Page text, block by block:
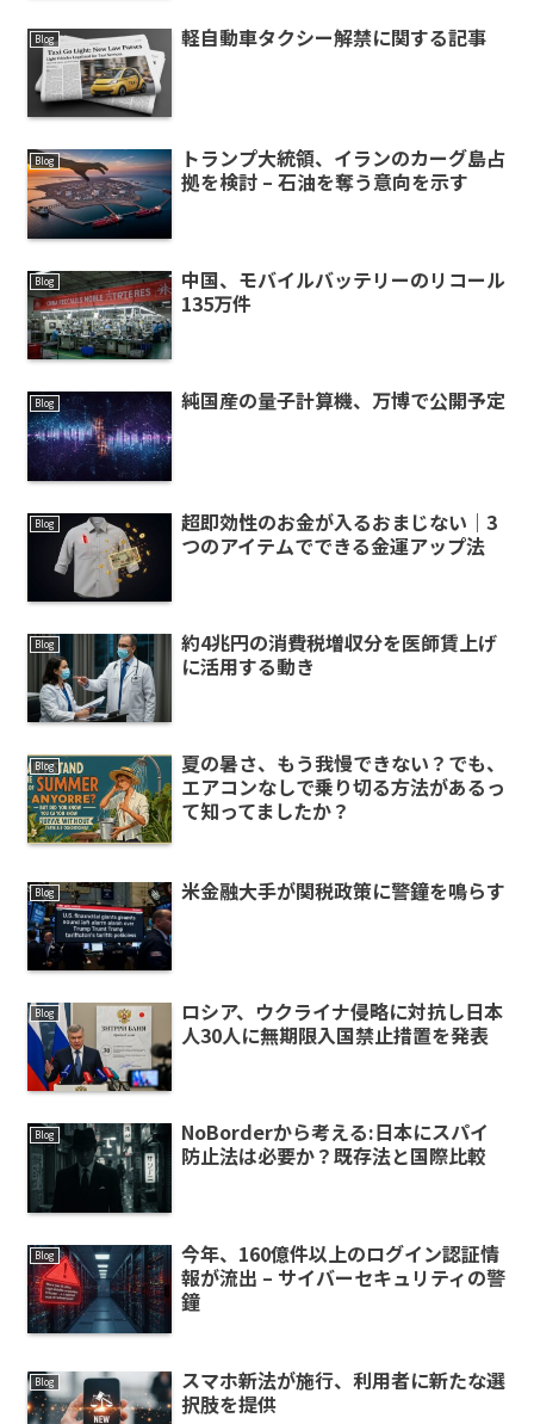
Blog 軽自動車タクシー解禁に関する記事
Blog
トランプ大統領、イランのカーグ島占
拠を検討 – 石油を奪う意向を示す
Blog
中国、モバイルバッテリーのリコール
135万件
Blog 純国産の量子計算機、万博で公開予定
Blog
超即効性のお金が入るおまじない｜3
つのアイテムでできる金運アップ法
Blog
約4兆円の消費税増収分を医師賃上げ
に活用する動き
Blog
夏の暑さ、もう我慢できない？でも、
エアコンなしで乗り切る方法があるっ
て知ってましたか？
Blog 米金融大手が関税政策に警鐘を鳴らす
Blog
ロシア、ウクライナ侵略に対抗し日本
人30人に無期限入国禁止措置を発表
Blog
NoBorderから考える:日本にスパイ
防止法は必要か？既存法と国際比較
Blog
今年、160億件以上のログイン認証情
報が流出 – サイバーセキュリティの警
鐘
Blog
スマホ新法が施行、利用者に新たな選
択肢を提供